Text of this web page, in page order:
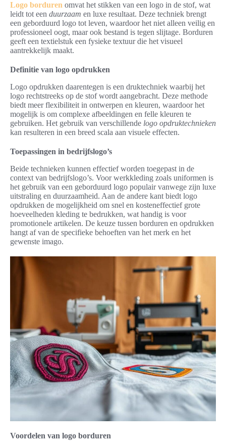
Logo borduren omvat het stikken van een logo in de stof, wat
leidt tot een duurzaam en luxe resultaat. Deze techniek brengt
een geborduurd logo tot leven, waardoor het niet alleen veilig en
professioneel oogt, maar ook bestand is tegen slijtage. Borduren
geeft een textielstuk een fysieke textuur die het visueel
aantrekkelijk maakt.
Definitie van logo opdrukken
Logo opdrukken daarentegen is een druktechniek waarbij het
logo rechtstreeks op de stof wordt aangebracht. Deze methode
biedt meer flexibiliteit in ontwerpen en kleuren, waardoor het
mogelijk is om complexe afbeeldingen en felle kleuren te
gebruiken. Het gebruik van verschillende logo opdruktechnieken
kan resulteren in een breed scala aan visuele effecten.
Toepassingen in bedrijfslogo’s
Beide technieken kunnen effectief worden toegepast in de
context van bedrijfslogo’s. Voor werkkleding zoals uniformen is
het gebruik van een geborduurd logo populair vanwege zijn luxe
uitstraling en duurzaamheid. Aan de andere kant biedt logo
opdrukken de mogelijkheid om snel en kosteneffectief grote
hoeveelheden kleding te bedrukken, wat handig is voor
promotionele artikelen. De keuze tussen borduren en opdrukken
hangt af van de specifieke behoeften van het merk en het
gewenste imago.
Voordelen van logo borduren